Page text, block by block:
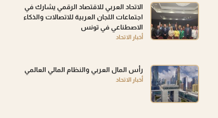
الاتحاد العربي للاقتصاد الرقمي يشارك في
اجتماعات اللجان العربية للاتصالات والذكاء
الاصطناعي في تونس
أخبار الاتحاد
رأس المال العربي والنظام المالي العالمي
أخبار الاتحاد